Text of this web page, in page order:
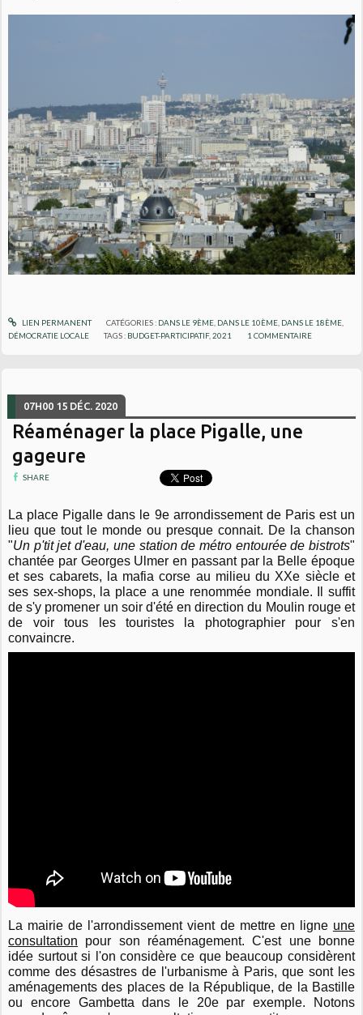
LIEN PERMANENT CATÉGORIES : DANS LE 9ÈME, DANS LE 10ÈME, DANS LE 18ÈME,
DÉMOCRATIE LOCALE
TAGS : BUDGET-PARTICIPATIF,2021 1 COMMENTAIRE
07H00 15 DÉC. 2020
Réaménager la place Pigalle, une
gageure
SHARE
La place Pigalle dans le 9e arrondissement de Paris est un
lieu que tout le monde ou presque connait. De la chanson
"Un p'tit jet d'eau, une station de métro entourée de bistrots"
chantée par Georges Ulmer en passant par la Belle époque
et ses cabarets, la mafia corse au milieu du XXe siècle et
ses sex-shops, la place a une renommée mondiale. Il suffit
de s'y promener un soir d'été en direction du Moulin rouge et
de voir tous les touristes la photographier pour s'en
convaincre.
La mairie de l'arrondissement vient de mettre en ligne une
consultation pour son réaménagement. C'est une bonne
idée surtout si l'on considère ce que beaucoup considèrent
comme des désastres de l'urbanisme à Paris, que sont les
aménagements des places de la République, de la Bastille
ou encore Gambetta dans le 20e par exemple. Notons